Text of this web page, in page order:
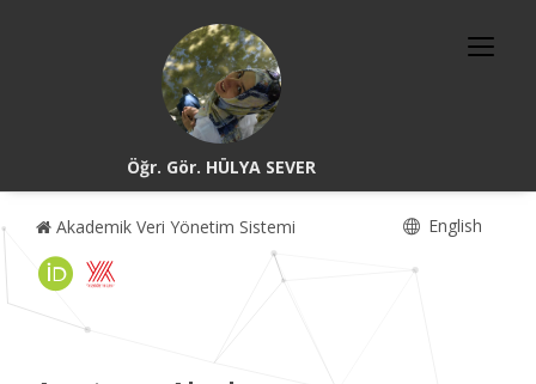
Öğr. Gör. HÜLYA SEVER
Akademik Veri Yönetim Sistemi English